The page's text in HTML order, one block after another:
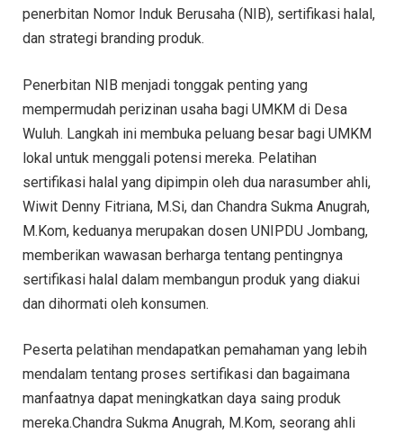
penerbitan Nomor Induk Berusaha (NIB), sertifikasi halal,
dan strategi branding produk.
Penerbitan NIB menjadi tonggak penting yang
mempermudah perizinan usaha bagi UMKM di Desa
Wuluh. Langkah ini membuka peluang besar bagi UMKM
lokal untuk menggali potensi mereka. Pelatihan
sertifikasi halal yang dipimpin oleh dua narasumber ahli,
Wiwit Denny Fitriana, M.Si, dan Chandra Sukma Anugrah,
M.Kom, keduanya merupakan dosen UNIPDU Jombang,
memberikan wawasan berharga tentang pentingnya
sertifikasi halal dalam membangun produk yang diakui
dan dihormati oleh konsumen.
Peserta pelatihan mendapatkan pemahaman yang lebih
mendalam tentang proses sertifikasi dan bagaimana
manfaatnya dapat meningkatkan daya saing produk
mereka.Chandra Sukma Anugrah, M.Kom, seorang ahli